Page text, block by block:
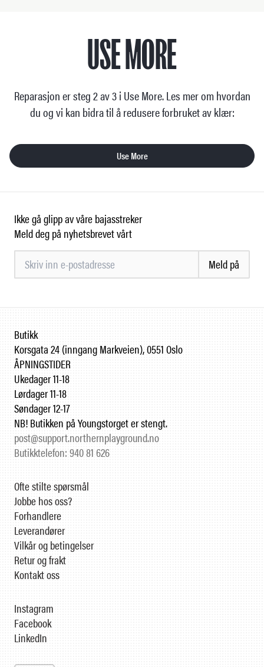
USE MORE
Reparasjon er steg 2 av 3 i Use More. Les mer om hvordan
du og vi kan bidra til å redusere forbruket av klær:
Use More
Ikke gå glipp av våre bajasstreker
Meld deg på nyhetsbrevet vårt
Meld på
Butikk
Korsgata 24 (inngang Markveien), 0551 Oslo
ÅPNINGSTIDER
Ukedager 11-18
Lørdager 11-18
Søndager 12-17
NB! Butikken på Youngstorget er stengt.
post@support.northernplayground.no
Butikktelefon: 940 81 626
Ofte stilte spørsmål
Jobbe hos oss?
Forhandlere
Leverandører
Vilkår og betingelser
Retur og frakt
Kontakt oss
Instagram
Facebook
LinkedIn